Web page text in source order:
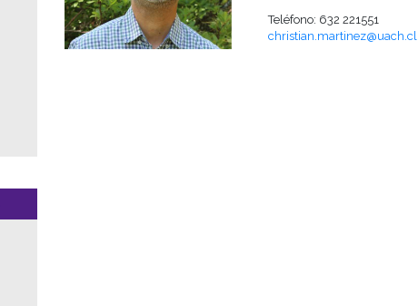
Teléfono: 632 221551
christian.martinez@uach.cl